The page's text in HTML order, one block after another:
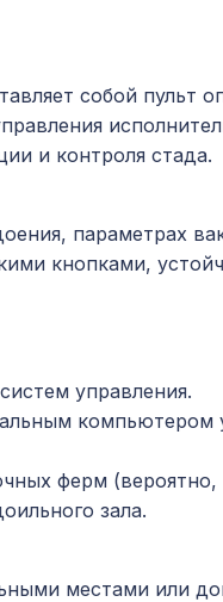
собой пульт
и контроля стада.
параметрах
кнопками,
управления.
компьютером
ферм
зала.
местами или